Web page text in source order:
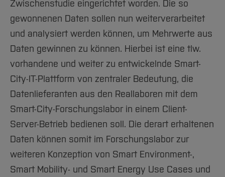
Zwischenstudie eingerichtet worden. Die so
gewonnenen Daten sollen nun weiterverarbeitet
und analysiert werden können, um Mehrwerte aus
Daten gewinnen zu können. Hierbei ist eine tlw.
vorhandene und weiter zu entwickelnde Smart-
City-IT-Plattform von zentraler Bedeutung, die
Datenlieferanten aus den Reallaboren mit dem
Smart-City-Forschungslabor in einem Client-
Server-Betrieb bedienen soll. Die derart erhaltenen
Daten können somit im Forschungslabor zur
weiteren Konzeption von Smart Environment-,
Smart Mobility- und Smart Energy Use Cases und